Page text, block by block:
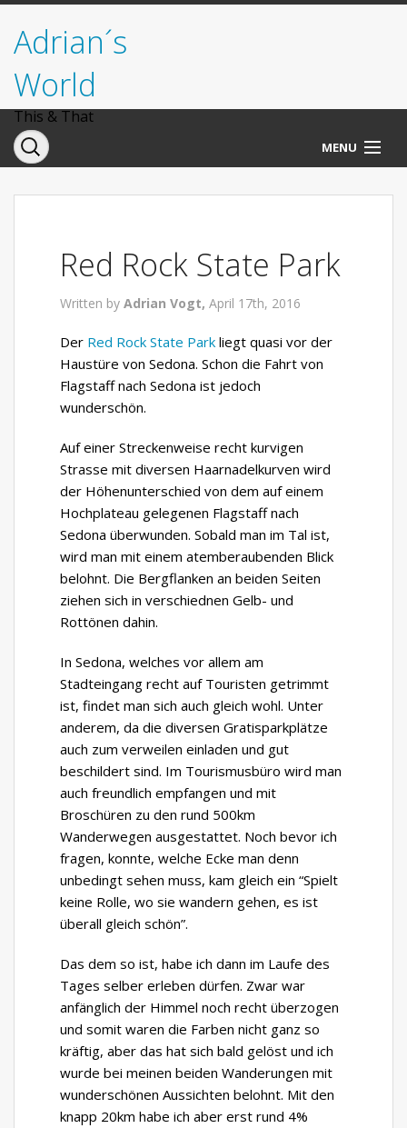
Adrian´s
World
This & That
MENU
Norwegen
Red Rock State Park
Written by Adrian Vogt, April 17th, 2016
Der Red Rock State Park liegt quasi vor der
Haustüre von Sedona. Schon die Fahrt von
Flagstaff nach Sedona ist jedoch
wunderschön.
Auf einer Streckenweise recht kurvigen
Strasse mit diversen Haarnadelkurven wird
der Höhenunterschied von dem auf einem
Hochplateau gelegenen Flagstaff nach
Sedona überwunden. Sobald man im Tal ist,
wird man mit einem atemberaubenden Blick
belohnt. Die Bergflanken an beiden Seiten
ziehen sich in verschiednen Gelb- und
Rottönen dahin.
In Sedona, welches vor allem am
Stadteingang recht auf Touristen getrimmt
ist, findet man sich auch gleich wohl. Unter
anderem, da die diversen Gratisparkplätze
auch zum verweilen einladen und gut
beschildert sind. Im Tourismusbüro wird man
auch freundlich empfangen und mit
Broschüren zu den rund 500km
Wanderwegen ausgestattet. Noch bevor ich
fragen, konnte, welche Ecke man denn
unbedingt sehen muss, kam gleich ein “Spielt
keine Rolle, wo sie wandern gehen, es ist
überall gleich schön”.
Das dem so ist, habe ich dann im Laufe des
Tages selber erleben dürfen. Zwar war
anfänglich der Himmel noch recht überzogen
und somit waren die Farben nicht ganz so
kräftig, aber das hat sich bald gelöst und ich
wurde bei meinen beiden Wanderungen mit
wunderschönen Aussichten belohnt. Mit den
knapp 20km habe ich aber erst rund 4%